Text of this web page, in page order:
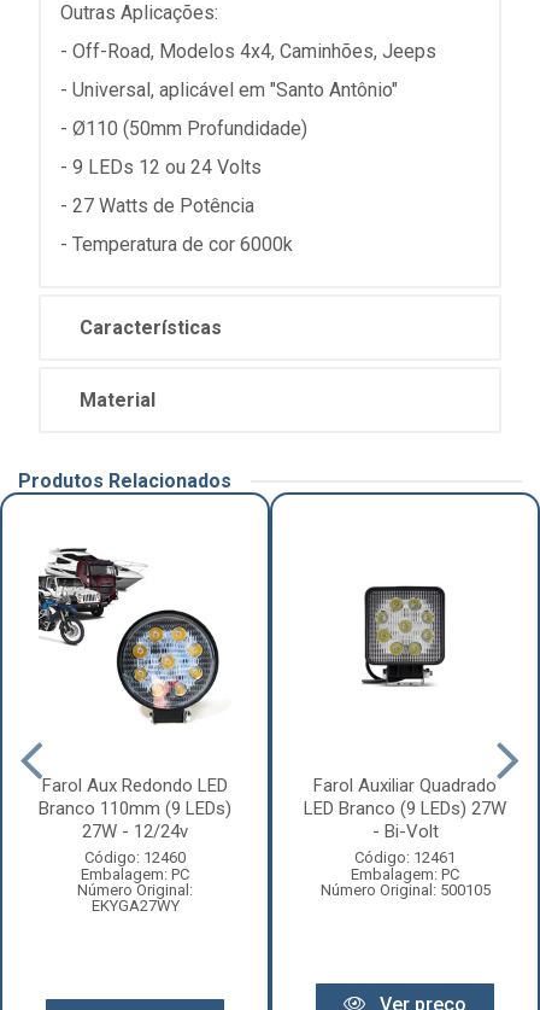
Outras Aplicações:
- Off-Road, Modelos 4x4, Caminhões, Jeeps
- Universal, aplicável em "Santo Antônio"
- Ø110 (50mm Profundidade)
- 9 LEDs 12 ou 24 Volts
- 27 Watts de Potência
- Temperatura de cor 6000k
Características
Material
Produtos Relacionados
Farol Aux Redondo LED
Branco 110mm (9 LEDs)
27W - 12/24v
Código: 12460
Embalagem: PC
Número Original:
EKYGA27WY
Farol Auxiliar Quadrado
LED Branco (9 LEDs) 27W
- Bi-Volt
Código: 12461
Embalagem: PC
Número Original: 500105
Ver preço